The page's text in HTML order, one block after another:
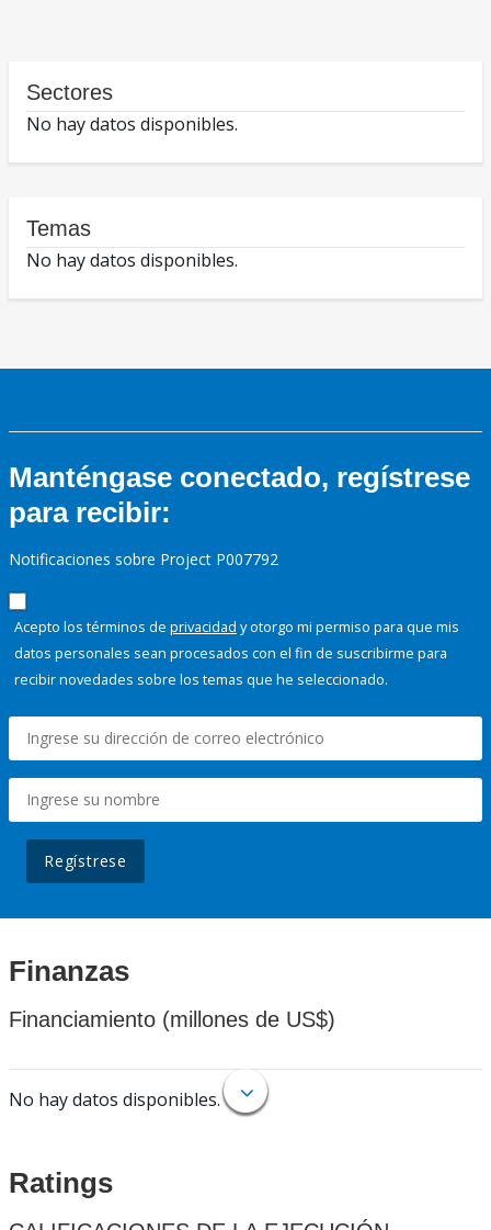
Sectores
No hay datos disponibles.
Temas
No hay datos disponibles.
Manténgase conectado, regístrese
para recibir:
Notificaciones sobre Project P007792
Acepto los términos de privacidad y otorgo mi permiso para que mis
datos personales sean procesados con el fin de suscribirme para
recibir novedades sobre los temas que he seleccionado.
Regístrese
Finanzas
Financiamiento (millones de US$)
No hay datos disponibles.
Ratings